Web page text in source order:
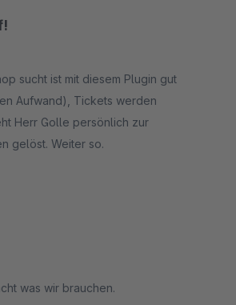
sucht ist mit diesem Plugin gut
Aufwand), Tickets werden
Herr Golle persönlich zur
gelöst. Weiter so.
was wir brauchen.